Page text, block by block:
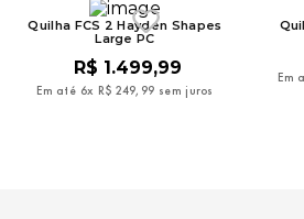
Quilha FCS 2 Hayden Shapes
Large PC
R$ 1.499,99
Em até 6x R$ 249, 99 sem juros
Em
tenis
vans
8º regata